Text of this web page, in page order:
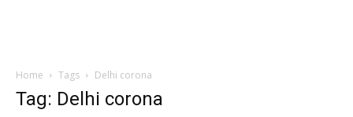
Home Tags Delhi corona
Tag: Delhi corona